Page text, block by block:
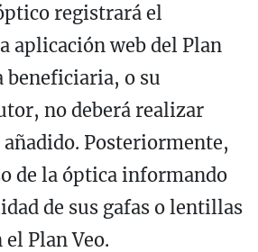
registrará el
aplicación web del Plan
beneficiaria, o su
no deberá realizar
Posteriormente,
de la óptica informando
de sus gafas o lentillas
Plan Veo.